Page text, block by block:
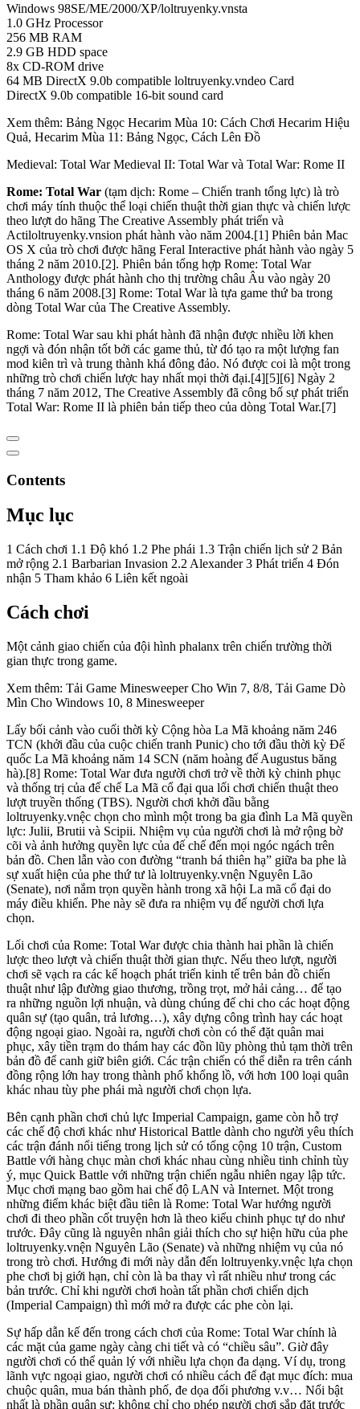
Windows 98SE/ME/2000/XP/loltruyenky.vnsta
1.0 GHz Processor
256 MB RAM
2.9 GB HDD space
8x CD-ROM drive
64 MB DirectX 9.0b compatible loltruyenky.vndeo Card
DirectX 9.0b compatible 16-bit sound card
Xem thêm: Bảng Ngọc Hecarim Mùa 10: Cách Chơi Hecarim Hiệu
Quả, Hecarim Mùa 11: Bảng Ngọc, Cách Lên Đồ
Medieval: Total War Medieval II: Total War và Total War: Rome II
Rome: Total War (tạm dịch: Rome – Chiến tranh tổng lực) là trò
chơi máy tính thuộc thể loại chiến thuật thời gian thực và chiến lược
theo lượt do hãng The Creative Assembly phát triển và
Actiloltruyenky.vnsion phát hành vào năm 2004.[1] Phiên bản Mac
OS X của trò chơi được hãng Feral Interactive phát hành vào ngày 5
tháng 2 năm 2010.[2]. Phiên bản tổng hợp Rome: Total War
Anthology được phát hành cho thị trường châu Âu vào ngày 20
tháng 6 năm 2008.[3] Rome: Total War là tựa game thứ ba trong
dòng Total War của The Creative Assembly.
Rome: Total War sau khi phát hành đã nhận được nhiều lời khen
ngợi và đón nhận tốt bởi các game thủ, từ đó tạo ra một lượng fan
mod kiên trì và trung thành khá đông đảo. Nó được coi là một trong
những trò chơi chiến lược hay nhất mọi thời đại.[4][5][6] Ngày 2
tháng 7 năm 2012, The Creative Assembly đã công bố sự phát triển
Total War: Rome II là phiên bản tiếp theo của dòng Total War.[7]
Contents
Mục lục
1 Cách chơi 1.1 Độ khó 1.2 Phe phái 1.3 Trận chiến lịch sử 2 Bản
mở rộng 2.1 Barbarian Invasion 2.2 Alexander 3 Phát triển 4 Đón
nhận 5 Tham khảo 6 Liên kết ngoài
Cách chơi
Một cảnh giao chiến của đội hình phalanx trên chiến trường thời
gian thực trong game.
Xem thêm: Tải Game Minesweeper Cho Win 7, 8/8, Tải Game Dò
Mìn Cho Windows 10, 8 Minesweeper
Lấy bối cảnh vào cuối thời kỳ Cộng hòa La Mã khoảng năm 246
TCN (khởi đầu của cuộc chiến tranh Punic) cho tới đầu thời kỳ Đế
quốc La Mã khoảng năm 14 SCN (năm hoàng đế Augustus băng
hà).[8] Rome: Total War đưa người chơi trở về thời kỳ chinh phục
và thống trị của đế chế La Mã cổ đại qua lối chơi chiến thuật theo
lượt truyền thống (TBS). Người chơi khởi đầu bằng
loltruyenky.vnệc chọn cho mình một trong ba gia đình La Mã quyền
lực: Julii, Brutii và Scipii. Nhiệm vụ của người chơi là mở rộng bờ
cõi và ảnh hưởng quyền lực của đế chế đến mọi ngóc ngách trên
bản đồ. Chen lẫn vào con đường “tranh bá thiên hạ” giữa ba phe là
sự xuất hiện của phe thứ tư là loltruyenky.vnện Nguyên Lão
(Senate), nơi nắm trọn quyền hành trong xã hội La mã cổ đại do
máy điều khiển. Phe này sẽ đưa ra nhiệm vụ để người chơi lựa
chọn.
Lối chơi của Rome: Total War được chia thành hai phần là chiến
lược theo lượt và chiến thuật thời gian thực. Nếu theo lượt, người
chơi sẽ vạch ra các kế hoạch phát triển kinh tế trên bản đồ chiến
thuật như lập đường giao thương, trồng trọt, mở hải cảng… để tạo
ra những nguồn lợi nhuận, và dùng chúng để chi cho các hoạt động
quân sự (tạo quân, trả lương…), xây dựng công trình hay các hoạt
động ngoại giao. Ngoài ra, người chơi còn có thể đặt quân mai
phục, xây tiền trạm do thám hay các đồn lũy phòng thủ tạm thời trên
bản đồ để canh giữ biên giới. Các trận chiến có thể diễn ra trên cánh
đồng rộng lớn hay trong thành phố khổng lồ, với hơn 100 loại quân
khác nhau tùy phe phái mà người chơi chọn lựa.
Bên cạnh phần chơi chủ lực Imperial Campaign, game còn hỗ trợ
các chế độ chơi khác như Historical Battle dành cho người yêu thích
các trận đánh nổi tiếng trong lịch sử có tổng cộng 10 trận, Custom
Battle với hàng chục màn chơi khác nhau cùng nhiều tinh chỉnh tùy
ý, mục Quick Battle với những trận chiến ngẫu nhiên ngay lập tức.
Mục chơi mạng bao gồm hai chế độ LAN và Internet. Một trong
những điểm khác biệt đầu tiên là Rome: Total War hướng người
chơi đi theo phần cốt truyện hơn là theo kiểu chinh phục tự do như
trước. Đây cũng là nguyên nhân giải thích cho sự hiện hữu của phe
loltruyenky.vnện Nguyên Lão (Senate) và những nhiệm vụ của nó
trong trò chơi. Hướng đi mới này dẫn đến loltruyenky.vnệc lựa chọn
phe chơi bị giới hạn, chỉ còn là ba thay vì rất nhiều như trong các
bản trước. Chỉ khi người chơi hoàn tất phần chơi chiến dịch
(Imperial Campaign) thì mới mở ra được các phe còn lại.
Sự hấp dẫn kế đến trong cách chơi của Rome: Total War chính là
các mặt của game ngày càng chi tiết và có “chiều sâu”. Giờ đây
người chơi có thể quản lý với nhiều lựa chọn đa dạng. Ví dụ, trong
lãnh vực ngoại giao, người chơi có nhiều cách để đạt mục đích: mua
chuộc quân, mua bán thành phố, đe dọa đối phương v.v… Nổi bật
nhất là phần quân sự: không chỉ cho phép người chơi sắp đặt trước